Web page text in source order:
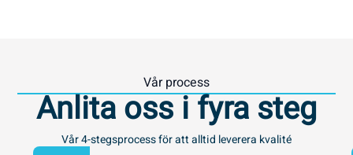
Vår process
Anlita oss i fyra steg
Vår 4-stegsprocess för att alltid leverera kvalité